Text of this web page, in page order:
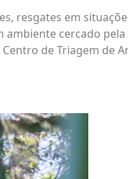
resgates em
cercado
Centro de Triagem de